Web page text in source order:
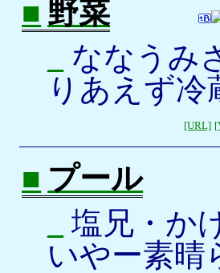
■ 野菜
ななうみ
りあえず冷
[URL]
■ プール
塩兄・か
いやー素晴